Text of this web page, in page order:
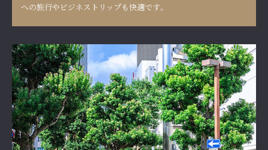
への旅行やビジネストリップも快適です。